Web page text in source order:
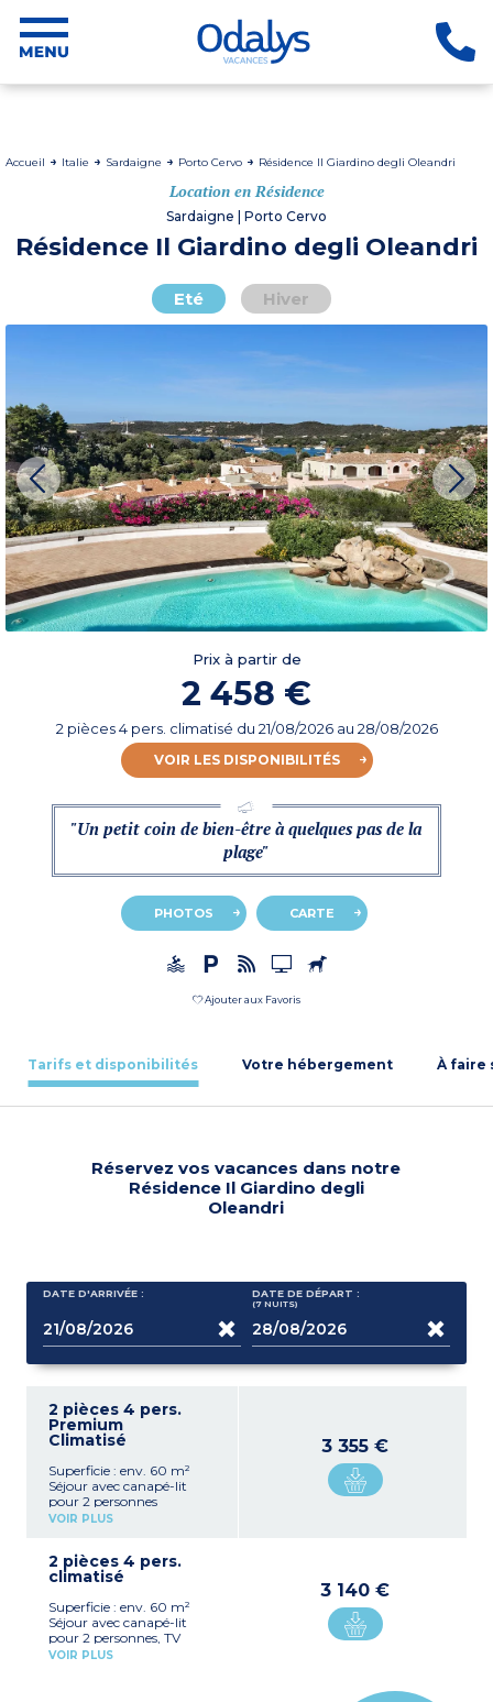
Accueil Italie Sardaigne Porto Cervo Résidence Il Giardino degli Oleandri
Location en Résidence
Sardaigne | Porto Cervo
Résidence Il Giardino degli Oleandri
Eté Hiver
Prix à partir de
2 458 €
2 pièces 4 pers. climatisé du 21/08/2026au 28/08/2026
VOIR LES DISPONIBILITÉS
"Un petit coin de bien-être à quelques pas de la
plage"
PHOTOS CARTE
Ajouter aux Favoris
Tarifs et disponibilités Votre hébergement À faire
Réservez vos vacances dans notre
Résidence Il Giardino degli
Oleandri
DATE D'ARRIVÉE : DATE DE DÉPART :
(7 NUITS)
2 pièces 4 pers.
Premium
Climatisé
Superficie : env. 60 m²
Séjour avec canapé-lit
pour 2 personnes
(160x190), TV
réfrigérateur, grille-pain,
cafetière à capsules et lave-
1 chambre avec 1 lit double
(160x190)
Salle d’eau avec douche ou
baignoire, sèche cheveux et
VOIR PLUS
3 355 €
2 pièces 4 pers.
climatisé
Superficie : env. 60 m²
Séjour avec canapé-lit
pour 2 personnes, TV
Coin cuisine équipé avec
VOIR PLUS
3 140 €